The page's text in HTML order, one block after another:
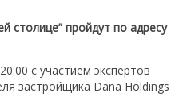
столице” пройдут по адресу
с участием экспертов
заcтройщика Dana Holdings